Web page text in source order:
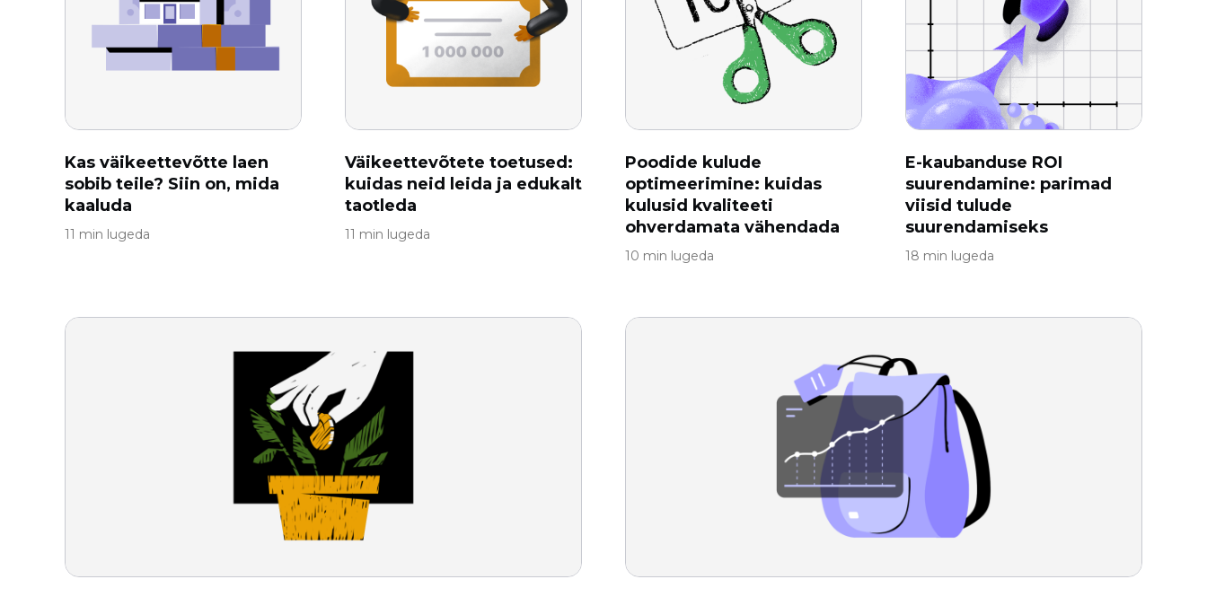
Kas väikeettevõtte laen
sobib teile? Siin on, mida
kaaluda
11 min lugeda
Väikeettevõtete toetused:
kuidas neid leida ja edukalt
taotleda
11 min lugeda
Poodide kulude
optimeerimine: kuidas
kulusid kvaliteeti
ohverdamata vähendada
10 min lugeda
E-kaubanduse ROI
suurendamine: parimad
viisid tulude
suurendamiseks
18 min lugeda